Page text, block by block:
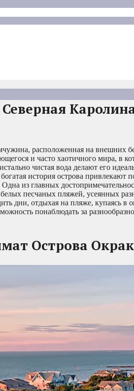
расположенная на внешних
и часто хаотичного мира, в
чистая вода делают его
история острова
из главных
белых песчаных пляжей, усеянных
дни, отдыхая на пляже, купаясь
понаблюдать за
Острова